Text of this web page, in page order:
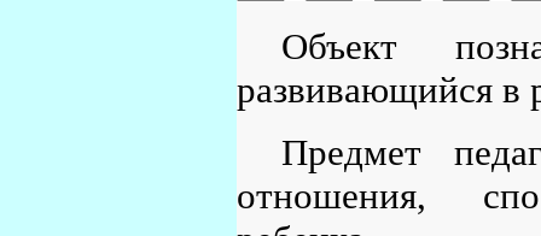
Объект
развивающийся в
Предмет
отношения,